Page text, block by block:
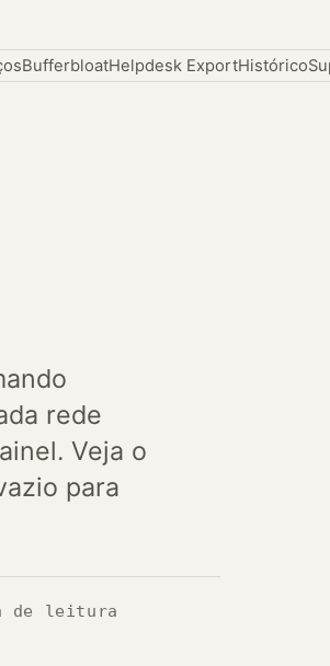
BufferbloatHelpdesk ExportHistórico
rede
Veja o
para
de leitura